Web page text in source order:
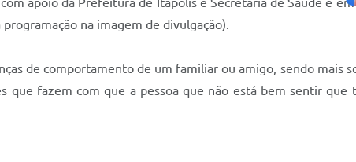
na imagem de divulgação).
de comportamento de um familiar ou amigo, sendo mais
que fazem com que a pessoa que não está bem sentir que